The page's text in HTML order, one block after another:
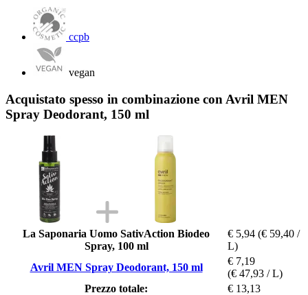
ccpb
vegan
Acquistato spesso in combinazione con Avril MEN
Spray Deodorant, 150 ml
La Saponaria Uomo SativAction Biodeo
Spray, 100 ml
€ 5,94 (€ 59,40 /
L)
Avril MEN Spray Deodorant, 150 ml
€ 7,19
(€ 47,93 / L)
Prezzo totale:
€ 13,13